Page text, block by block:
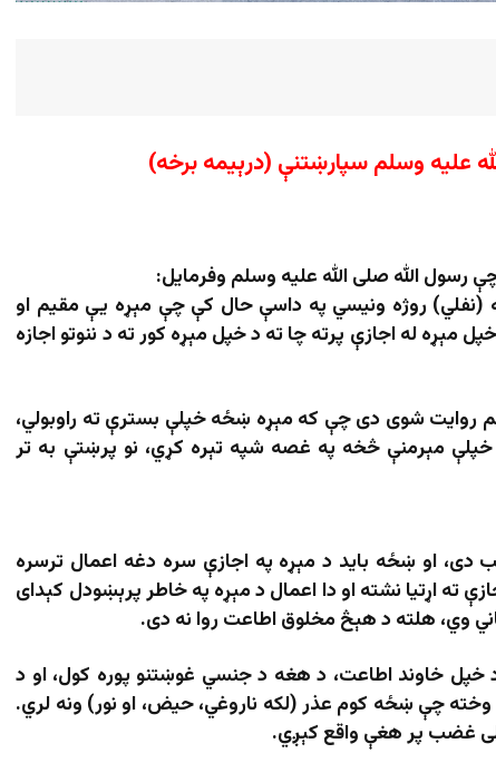
علیه وسلم سپارښتنې (درېیمه برخه)
الله صلی الله علیه وسلم وفرمایل:
(نفلي) روژه ونیسي په داسې حال کې چې مېړه یې مقیم او
مېړه له اجازې پرته چا ته د خپل مېړه کور ته د ننوتو اجازه
روایت شوی دی چې که مېړه ښځه خپلې بسترې ته راوبولي،
مېرمنې څخه په غصه شپه تېره کړي، نو پرښتې به تر
دی، او ښځه باید د مېړه په اجازې سره دغه اعمال ترسره
ته اړتیا نشته او دا اعمال د مېړه په خاطر پرېښودل کېدای
وي، هلته د هېڅ مخلوق اطاعت روا نه دی.
خاوند اطاعت، د هغه د جنسي غوښتنو پوره کول، او د
چې ښځه کوم عذر (لکه ناروغي، حیض، او نور) ونه لري.
غضب پر هغې واقع کېږي.